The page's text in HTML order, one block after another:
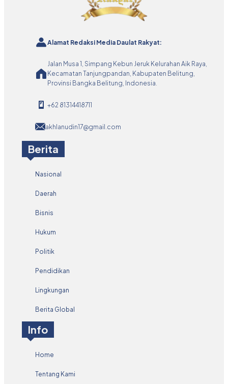
Alamat Redaksi Media Daulat Rakyat:
Jalan Musa 1, Simpang Kebun Jeruk Kelurahan Aik Raya,
Kecamatan Tanjungpandan, Kabupaten Belitung,
Provinsi Bangka Belitung, Indonesia.
+62 81314418711
akhlanudin17@gmail.com
Berita
Nasional
Daerah
Bisnis
Hukum
Politik
Pendidikan
Lingkungan
Berita Global
Info
Home
Tentang Kami